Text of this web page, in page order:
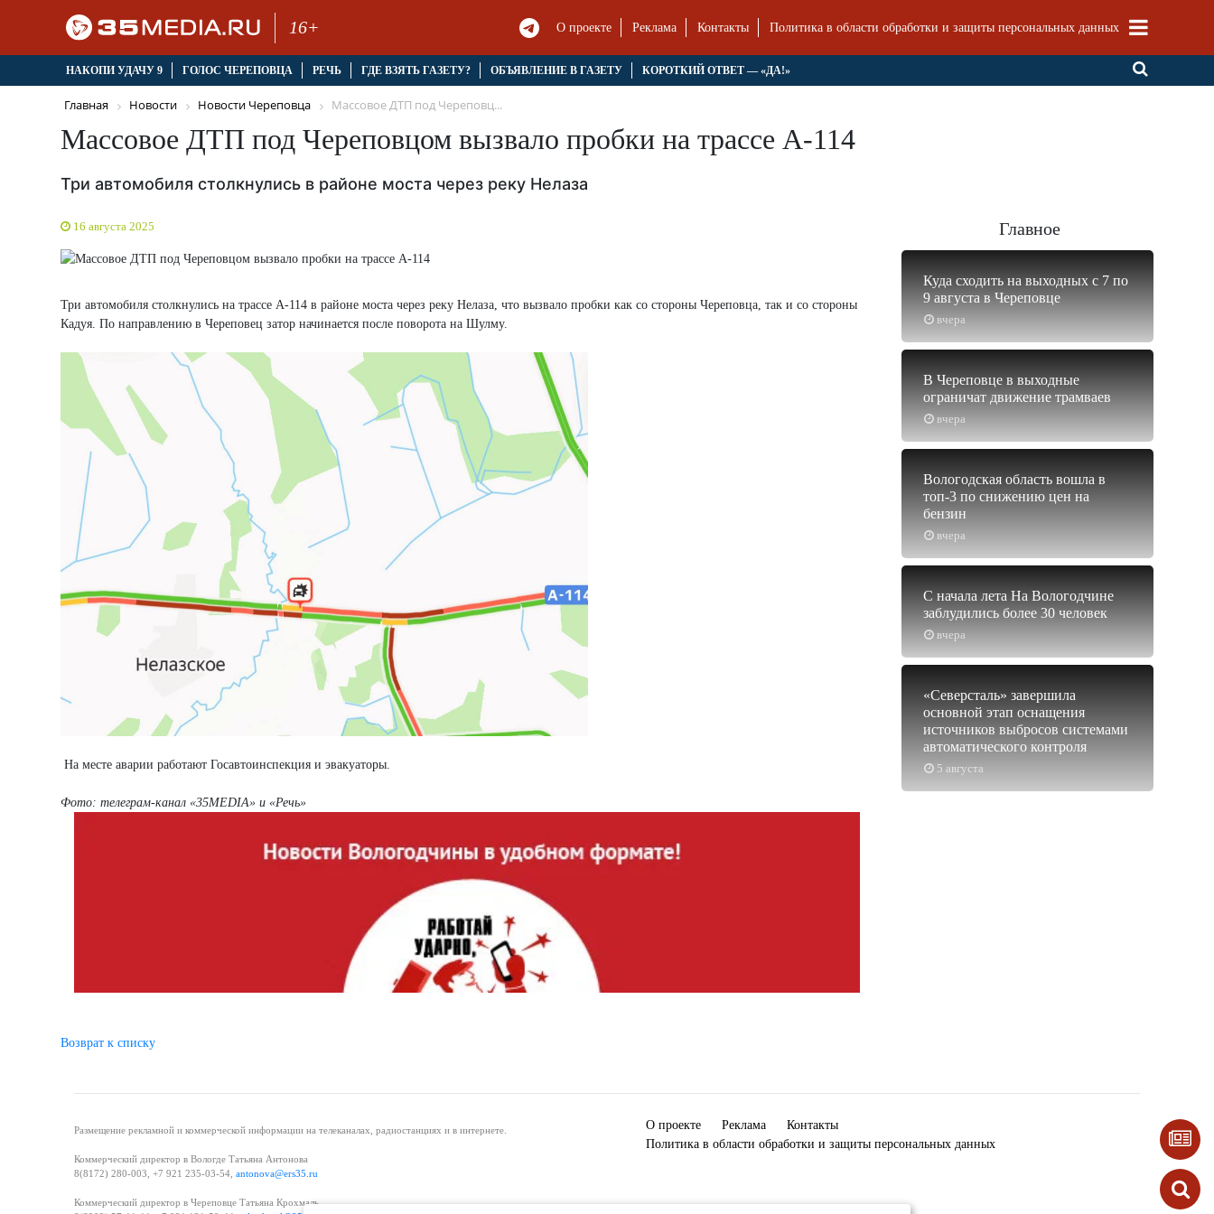
16+ О проекте Реклама Контакты Политика в области обработки и защиты персональных данных
НАКОПИ УДАЧУ 9 ГОЛОС ЧЕРЕПОВЦА РЕЧЬ ГДЕ ВЗЯТЬ ГАЗЕТУ? ОБЪЯВЛЕНИЕ В ГАЗЕТУ КОРОТКИЙ ОТВЕТ — «ДА!»
Главная Новости Новости Череповца Массовое ДТП под Череповц...
Массовое ДТП под Череповцом вызвало пробки на трассе А-114
Три автомобиля столкнулись в районе моста через реку Нелаза
16 августа 2025
Три автомобиля столкнулись на трассе А-114 в районе моста через реку Нелаза, что вызвало пробки как со стороны Череповца, так и со стороны
Кадуя. По направлению в Череповец затор начинается после поворота на Шулму.
На месте аварии работают Госавтоинспекция и эвакуаторы.
Фото: телеграм-канал «35MEDIA» и «Речь»
Главное
вчера
Куда сходить на выходных с 7 по
9 августа в Череповце
вчера
В Череповце в выходные
ограничат движение трамваев
вчера
Вологодская область вошла в
топ-3 по снижению цен на
бензин
вчера
С начала лета На Вологодчине
заблудились более 30 человек
5 августа
«Северсталь» завершила
основной этап оснащения
источников выбросов системами
автоматического контроля
Возврат к списку
Размещение рекламной и коммерческой информации на телеканалах, радиостанциях и в интернете.
Коммерческий директор в Вологде Татьяна Антонова
8(8172) 280-003, +7 921 235-03-54, antonova@ers35.ru
Коммерческий директор в Череповце Татьяна Крохмаль
О проекте Реклама
Контакты
Политика в области обработки и защиты персональных данных